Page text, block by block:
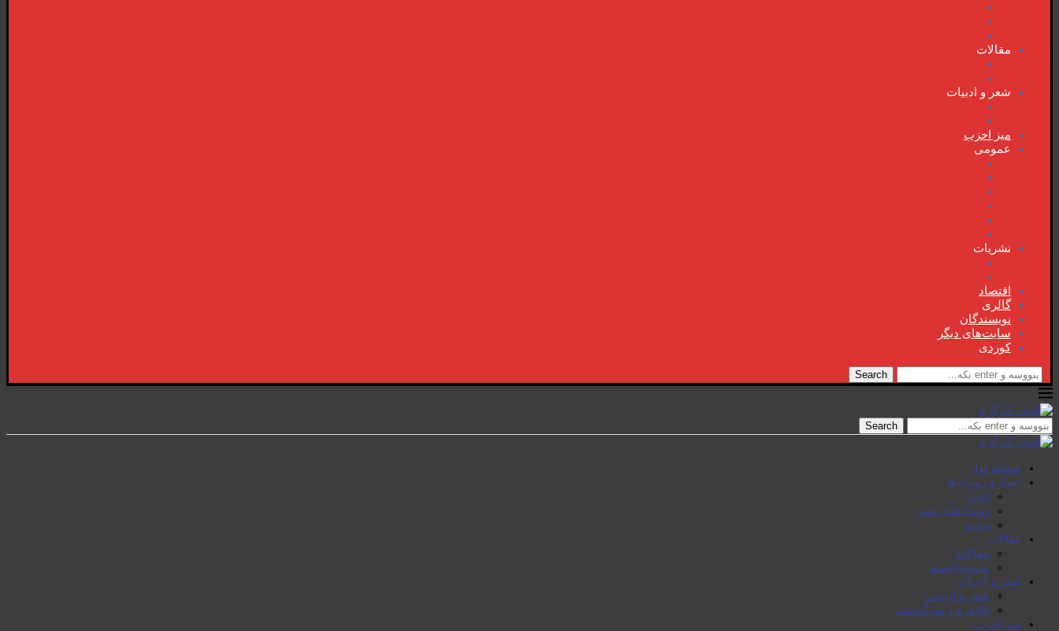
مقالات
شعر و ادبیات
میز احزب
عمومی
نشریات
اقتصاد
گالری
نویسندگان
سایت‌های دیگر
کوردی
Search
Search
صفحە اول
اخبار و رویدادها
اخبار
رویدادهای مهم
ویدئو
مقالات
مقالات
سوسیالیسم
شعر و ادبیات
شعر و ادبیات
خاطرە و سرگذشت
میز احزب